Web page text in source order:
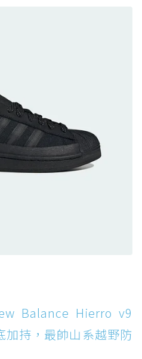
Voyage NITRO™ 4
注入，回彈與防滑兼具的
2 WP：腳
的防水輕越野鞋
場，經典八孔加上全防
BADGER
即穿懶人神器！搭載固特
走鞋
Balance Hierro v9
加持，最帥山系越野防